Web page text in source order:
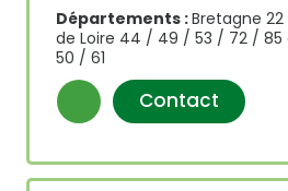
Départements :Bretagne
de Loire 44 / 49 / 53 / 72 / 85
50 / 61
Contact